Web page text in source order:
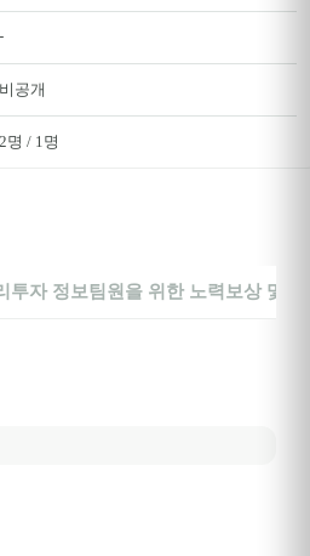
-
비공개
2명 / 1명
투자 정보 팀원을 위한 노력 보상 및